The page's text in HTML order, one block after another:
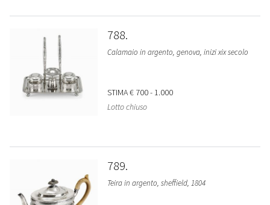
788
Calamaio in argento, genova, inizi xix secolo
STIMA€ 700 - 1.000
Lotto chiuso
789
Teira in argento, sheffield, 1804